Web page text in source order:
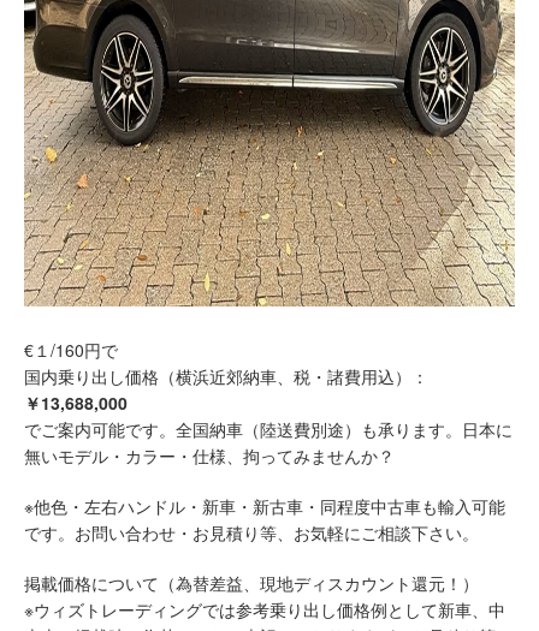
€１/160円で
国内乗り出し価格（横浜近郊納車、税・諸費用込）：
￥13,688,000
でご案内可能です。全国納車（陸送費別途）も承ります。日本に
無いモデル・カラー・仕様、拘ってみませんか？
※他色・左右ハンドル・新車・新古車・同程度中古車も輸入可能
です。お問い合わせ・お見積り等、お気軽にご相談下さい。
掲載価格について（為替差益、現地ディスカウント還元！）
※ウィズトレーディングでは参考乗り出し価格例として新車、中